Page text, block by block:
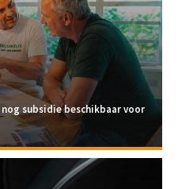
subsidie beschikbaar voor